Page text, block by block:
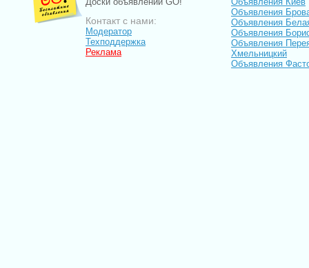
Контакт с нами:
Модератор
Техподдержка
Реклама
Объявления
Объявления
Объявления
Объявления
Хмельницкий
Объявления